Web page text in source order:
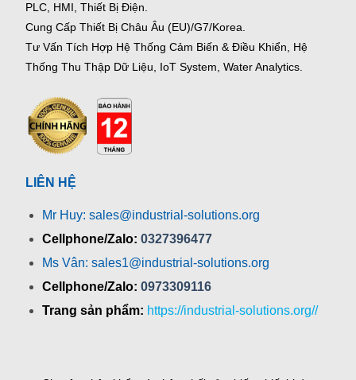
PLC, HMI, Thiết Bị Điện.
Cung Cấp Thiết Bị Châu Âu (EU)/G7/Korea.
Tư Vấn Tích Hợp Hệ Thống Cảm Biến & Điều Khiển, Hệ
Thống Thu Thập Dữ Liệu, IoT System, Water Analytics.
LIÊN HỆ
Mr Huy: sales@industrial-solutions.org
Cellphone/Zalo: 0327396477
Ms Vân: sales1@industrial-solutions.org
Cellphone/Zalo: 0973309116
Trang sản phẩm: https://industrial-solutions.org//